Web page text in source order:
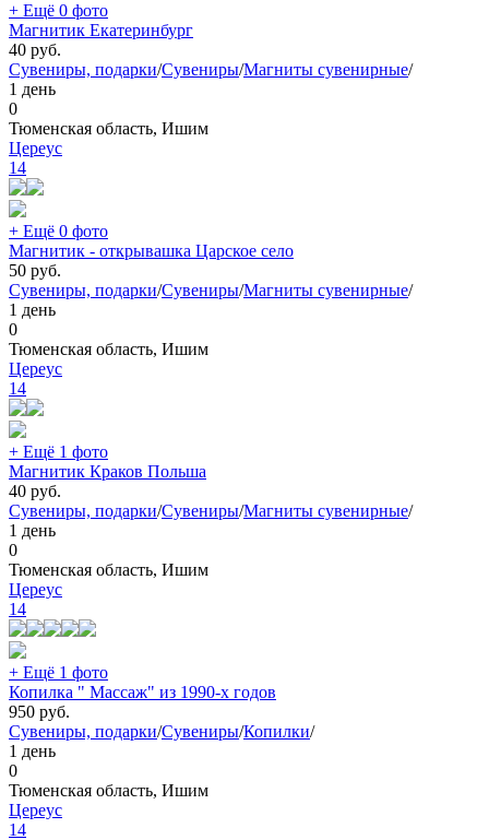
+ Ещё 0 фото
Магнитик Екатеринбург
40 руб.
Сувениры, подарки/Сувениры/Магниты сувенирные/
1 день
0
Тюменская область, Ишим
Цереус
14
+ Ещё 0 фото
Магнитик - открывашка Царское село
50 руб.
Сувениры, подарки/Сувениры/Магниты сувенирные/
1 день
0
Тюменская область, Ишим
Цереус
14
+ Ещё 1 фото
Магнитик Краков Польша
40 руб.
Сувениры, подарки/Сувениры/Магниты сувенирные/
1 день
0
Тюменская область, Ишим
Цереус
14
+ Ещё 1 фото
Копилка " Массаж" из 1990-х годов
950 руб.
Сувениры, подарки/Сувениры/Копилки/
1 день
0
Тюменская область, Ишим
Цереус
14